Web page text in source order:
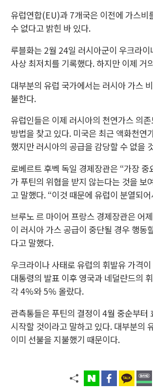
유럽연합(EU)과 7개국은 이전에 가스비
수 없다고 밝힌 바 있다.
루블화는 2월 24일 러시아군이 우크라이
사상 최저치를 기록했다. 하지만 이제 거
대부분의 유럽 국가에서는 러시아 가스
불한다.
유럽인들은 이제 러시아의 천연가스 의
방법을 찾고 있다. 미국은 최근 액화천연
했지만 러시아의 공급을 감당할 수 없을
로베르트 후벡 독일 경제장관은 “가장 중
가 푸틴의 위협을 받지 않는다는 것을 보
고 말했다. “이것 때문에 유럽이 분열되
브루노 르 마이어 프랑스 경제장관은 어
이 러시아 가스 공급이 중단될 경우 행동
다고 말했다.
우크라이나 사태로 유럽의 휘발유 가격
대통령의 발표 이후 영국과 네덜란드의
각 4%와 5% 올랐다.
관측통들은 푸틴의 결정이 4월 중순부터
시작할 것이라고 말하고 있다. 대부분의
이미 선불을 지불했기 때문이다.